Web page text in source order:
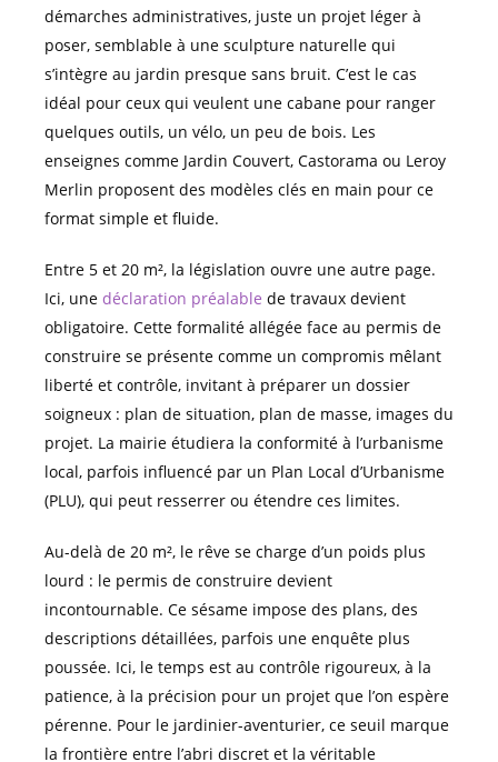
démarches administratives, juste un projet léger à
poser, semblable à une sculpture naturelle qui
s’intègre au jardin presque sans bruit. C’est le cas
idéal pour ceux qui veulent une cabane pour ranger
quelques outils, un vélo, un peu de bois. Les
enseignes comme Jardin Couvert, Castorama ou Leroy
Merlin proposent des modèles clés en main pour ce
format simple et fluide.
Entre 5 et 20 m², la législation ouvre une autre page.
Ici, une déclaration préalable de travaux devient
obligatoire. Cette formalité allégée face au permis de
construire se présente comme un compromis mêlant
liberté et contrôle, invitant à préparer un dossier
soigneux : plan de situation, plan de masse, images du
projet. La mairie étudiera la conformité à l’urbanisme
local, parfois influencé par un Plan Local d’Urbanisme
(PLU), qui peut resserrer ou étendre ces limites.
Au-delà de 20 m², le rêve se charge d’un poids plus
lourd : le permis de construire devient
incontournable. Ce sésame impose des plans, des
descriptions détaillées, parfois une enquête plus
poussée. Ici, le temps est au contrôle rigoureux, à la
patience, à la précision pour un projet que l’on espère
pérenne. Pour le jardinier-aventurier, ce seuil marque
la frontière entre l’abri discret et la véritable